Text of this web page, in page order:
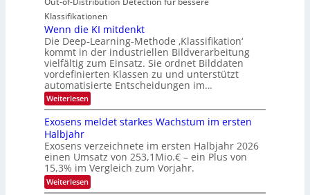
n
t
i
S
p
e
c
t
r
O
N
T
e
c
h
T
a
l
k
u
d
e
r
V
S
O
N
2
c
h
l
a
n
d
e
n
Klassifikationen
Wenn die KI mitdenkt
Die Deep-Learning-Methode ‚Klassifikation‘
kommt in der industriellen Bildverarbeitung
vielfältig zum Einsatz. Sie ordnet Bilddaten
vordefinierten Klassen zu und unterstützt
automatisierte Entscheidungen im…
Weiterlesen:
W
n
d
i
e
K
I
Exosens meldet starkes Wachstum im ersten
Halbjahr
Exosens verzeichnete im ersten Halbjahr 2026
einen Umsatz von 253,1Mio.€ – ein Plus von
15,3% im Vergleich zum Vorjahr.
Weiterlesen:
E